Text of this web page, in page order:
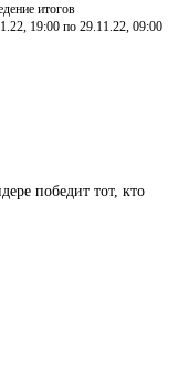
итогов
19:00 по 29.11.22, 09:00
победит тот, кто